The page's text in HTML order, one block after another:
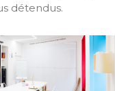
détendus.